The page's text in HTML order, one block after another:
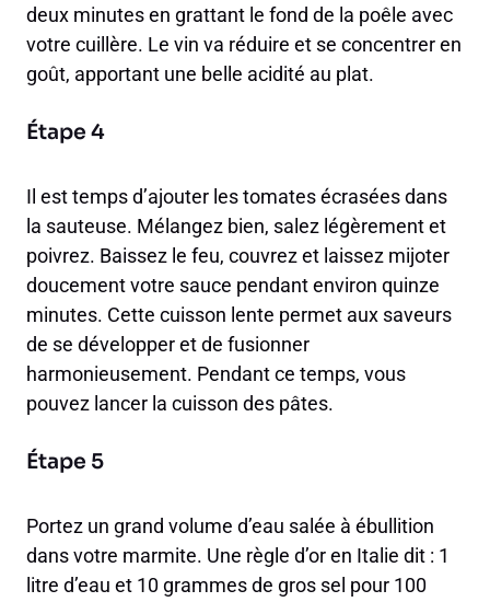
deux minutes en grattant le fond de la poêle avec
votre cuillère. Le vin va réduire et se concentrer en
goût, apportant une belle acidité au plat.
Étape 4
Il est temps d’ajouter les tomates écrasées dans
la sauteuse. Mélangez bien, salez légèrement et
poivrez. Baissez le feu, couvrez et laissez mijoter
doucement votre sauce pendant environ quinze
minutes. Cette cuisson lente permet aux saveurs
de se développer et de fusionner
harmonieusement. Pendant ce temps, vous
pouvez lancer la cuisson des pâtes.
Étape 5
Portez un grand volume d’eau salée à ébullition
dans votre marmite. Une règle d’or en Italie dit : 1
litre d’eau et 10 grammes de gros sel pour 100